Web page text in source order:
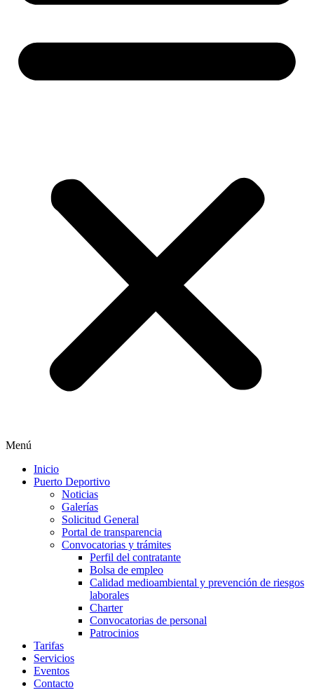
Menú
Inicio
Puerto Deportivo
Noticias
Galerías
Solicitud General
Portal de transparencia
Convocatorias y trámites
Perfil del contratante
Bolsa de empleo
Calidad medioambiental y prevención de riesgos
laborales
Charter
Convocatorias de personal
Patrocinios
Tarifas
Servicios
Eventos
Contacto